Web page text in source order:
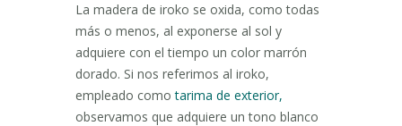
La madera de iroko se oxida, como todas
más o menos, al exponerse al sol y
adquiere con el tiempo un color marrón
dorado. Si nos referimos al iroko,
empleado comotarima de exterior,
observamos que adquiere un tono blanco